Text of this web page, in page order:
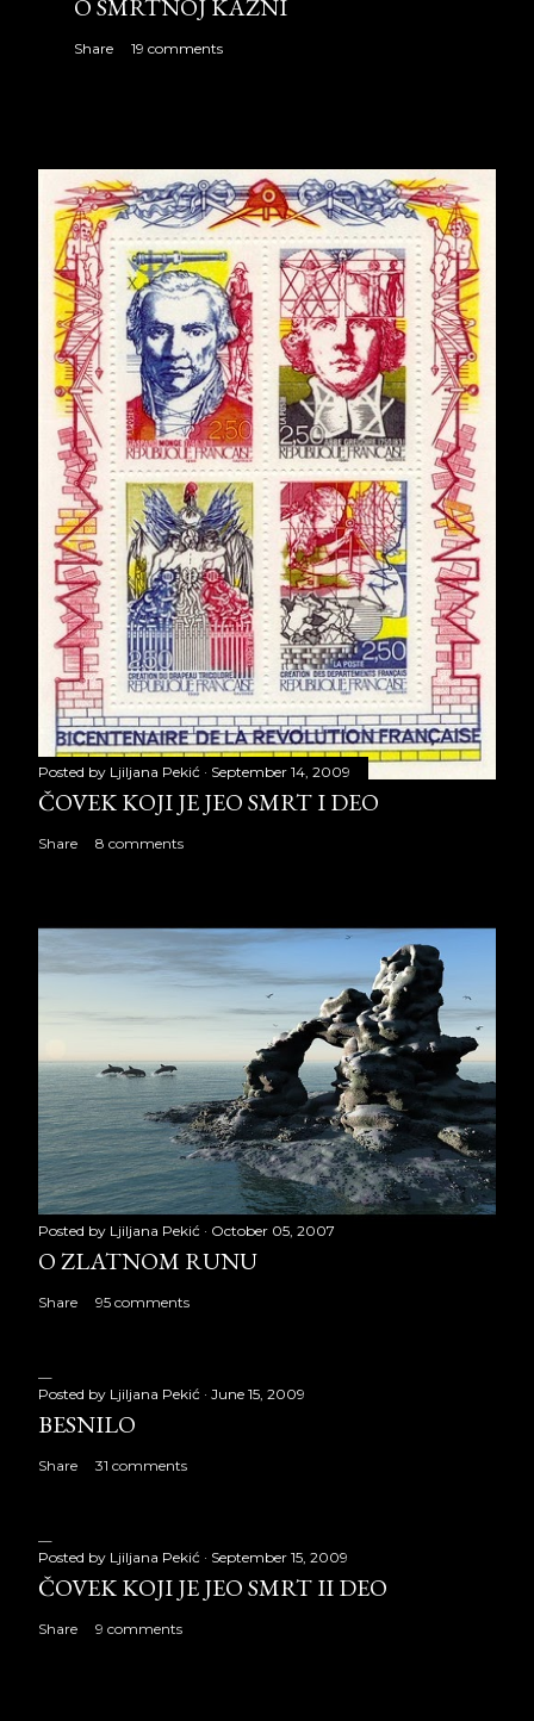
O SMRTNOJ KAZNI
Share 19 comments
Posted by Ljiljana Pekić September 14, 2009
ČOVEK KOJI JE JEO SMRT I DEO
Share 8 comments
Posted by Ljiljana Pekić October 05, 2007
O ZLATNOM RUNU
Share 95 comments
Posted by Ljiljana Pekić June 15, 2009
BESNILO
Share 31 comments
Posted by Ljiljana Pekić September 15, 2009
ČOVEK KOJI JE JEO SMRT II DEO
Share 9 comments